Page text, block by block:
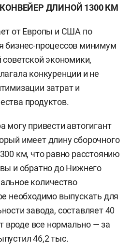
ДЛИНОЙ 1300 КМ
от Европы и США по
бизнес-процессов минимум
экономики,
конкуренции и не
затрат и
продуктов.
могу привести автогигант
имеет длину сборочного
км, что равно расстоянию
и обратно до Нижнего
количество
необходимо выпускать для
завода, составляет 40
вроде все нормально — за
46,2 тыс.